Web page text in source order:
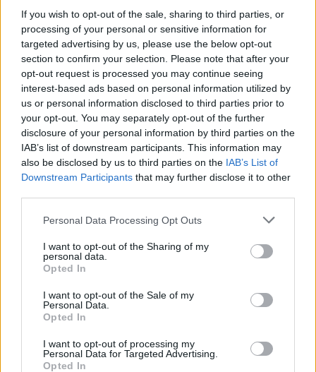
If you wish to opt-out of the sale, sharing to third parties, or
processing of your personal or sensitive information for
targeted advertising by us, please use the below opt-out
section to confirm your selection. Please note that after your
opt-out request is processed you may continue seeing
interest-based ads based on personal information utilized by
us or personal information disclosed to third parties prior to
your opt-out. You may separately opt-out of the further
disclosure of your personal information by third parties on the
IAB’s list of downstream participants. This information may
also be disclosed by us to third parties on the IAB’s List of
Downstream Participants that may further disclose it to other
Personal Data Processing Opt Outs
I want to opt-out of the Sharing of my
personal data.
Opted In
I want to opt-out of the Sale of my
Personal Data.
Opted In
I want to opt-out of processing my
Personal Data for Targeted Advertising.
Opted In
— Shams Charania (@ShamsCharania) June 2, 2023